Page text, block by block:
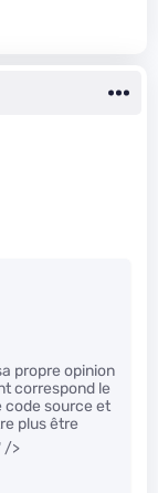
propre opinion
correspond le
code source et
plus être
/>